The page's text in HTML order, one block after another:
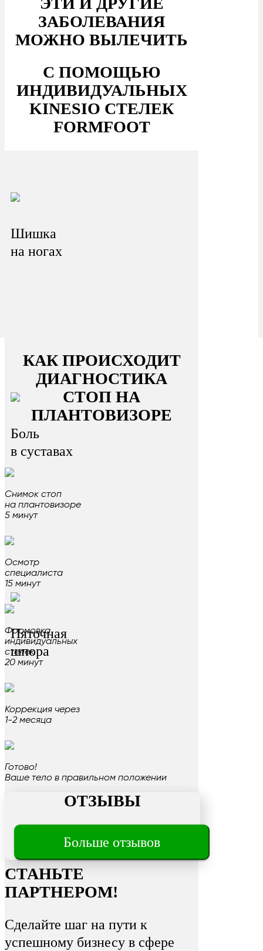
ЗАБОЛЕВАНИЯ
МОЖНО ВЫЛЕЧИТЬ
С ПОМОЩЬЮ
ИНДИВИДУАЛЬНЫХ
KINESIO СТЕЛЕК
FORMFOOT
Шишка
на ногах
Боль
в суставах
Пяточная
шпора
Трещины
на пятках
КАК ПРОИСХОДИТ
ДИАГНОСТИКА
СТОП НА
ПЛАНТОВИЗОРЕ
Снимок стоп
на плантовизоре
5 минут
Осмотр
специалиста
15 минут
Формовка
индивидуальных
стелек
20 минут
Коррекция через
1-2 месяца
Готово!
Ваше тело в правильном положении
ОТЗЫВЫ
Больше отзывов
СТАНЬТЕ
ПАРТНЕРОМ!
Сделайте шаг на пути к
успешному бизнесу в сфере